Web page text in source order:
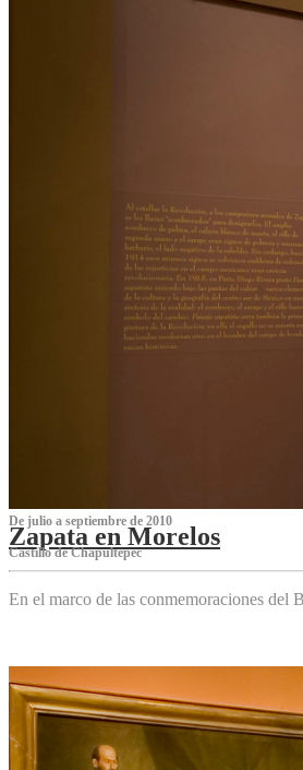
De julio a septiembre de 2010
Zapata en Morelos
Castillo de Chapultepec
En el marco de las conmemoraciones